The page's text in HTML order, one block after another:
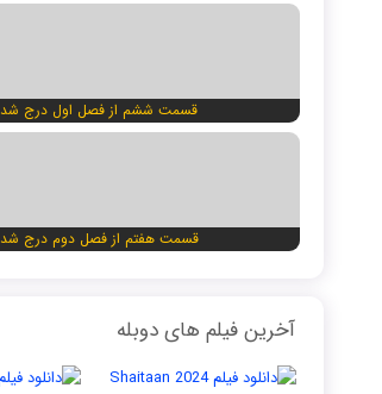
قسمت ششم از فصل اول درج شد
قسمت هفتم از فصل دوم درج شد
آخرین فیلم های دوبله